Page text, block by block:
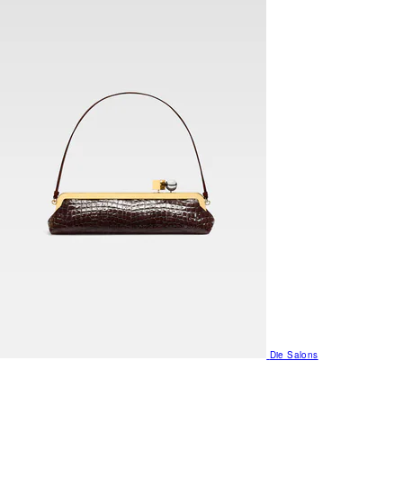
Die Salons